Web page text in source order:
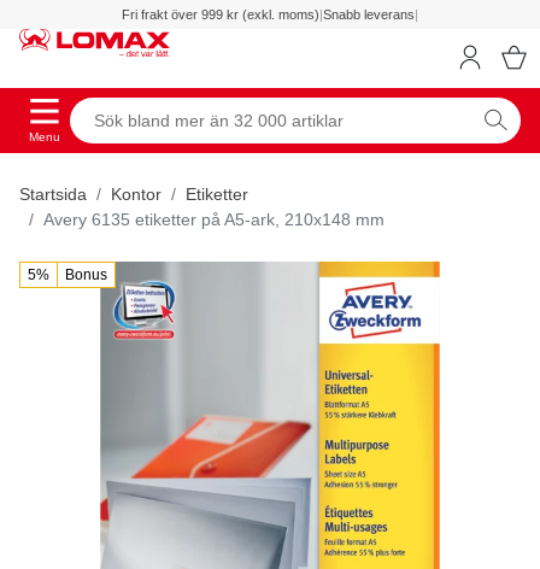
Fri frakt över 999 kr (exkl. moms)|Snabb leverans|
Menu
Startsida Kontor
Etiketter
Avery 6135 etiketter på A5-ark, 210x148 mm
5% Bonus